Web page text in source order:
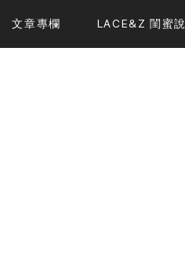
文章專欄 LACE&Z 閨蜜說